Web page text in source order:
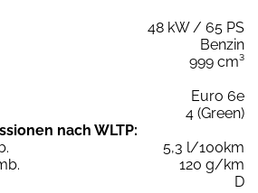
48 kW / 65 PS
Benzin
999 cm³
Euro 6e
4 (Green)
nach WLTP:
5,3 l/100km
120 g/km
D